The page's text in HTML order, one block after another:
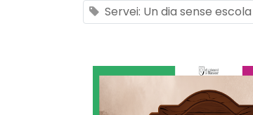
Servei: Un dia sense escola